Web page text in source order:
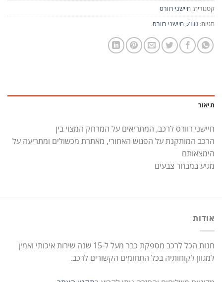
קטגוריה: חיישני רוורס
תגיות: ZED
, חיישני רוורס
תיאור
חיישני רוורס לרכב, המתריאים על המרחק המצוי בין
הרכב המותקנת על הפגוש האחורי, מאתרת מכשולים ומתריעה על
הימצאותם
מגיע במבחר צבעים
אודות
חנות הכל לרכב מספקת כבר מעל ל-15 שנה שירות איכותי ואמין
למגוון לקוחותיה בכל התחומים הקשורים לרכב.